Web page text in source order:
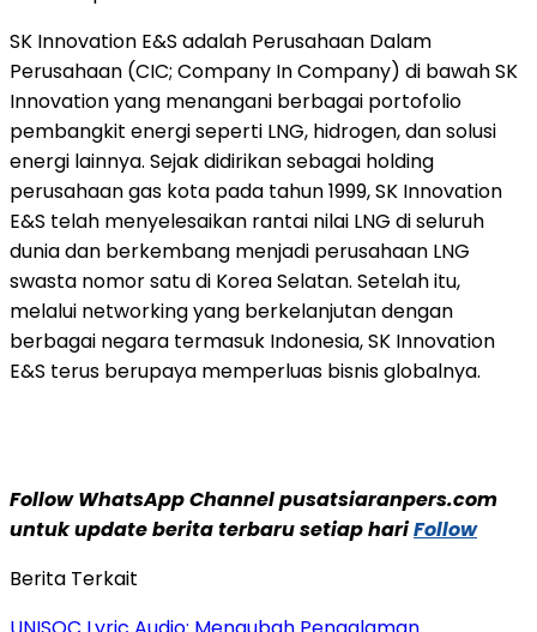
SK Innovation E&S adalah Perusahaan Dalam
Perusahaan (CIC; Company In Company) di bawah SK
Innovation yang menangani berbagai portofolio
pembangkit energi seperti LNG, hidrogen, dan solusi
energi lainnya. Sejak didirikan sebagai holding
perusahaan gas kota pada tahun 1999, SK Innovation
E&S telah menyelesaikan rantai nilai LNG di seluruh
dunia dan berkembang menjadi perusahaan LNG
swasta nomor satu di Korea Selatan. Setelah itu,
melalui networking yang berkelanjutan dengan
berbagai negara termasuk Indonesia, SK Innovation
E&S terus berupaya memperluas bisnis globalnya.
Follow WhatsApp Channel pusatsiaranpers.com
untuk update berita terbaru setiap hariFollow
Berita Terkait